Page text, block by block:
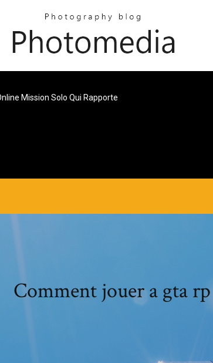
Mission Solo Qui Rapporte
Comment jouer a gta rp